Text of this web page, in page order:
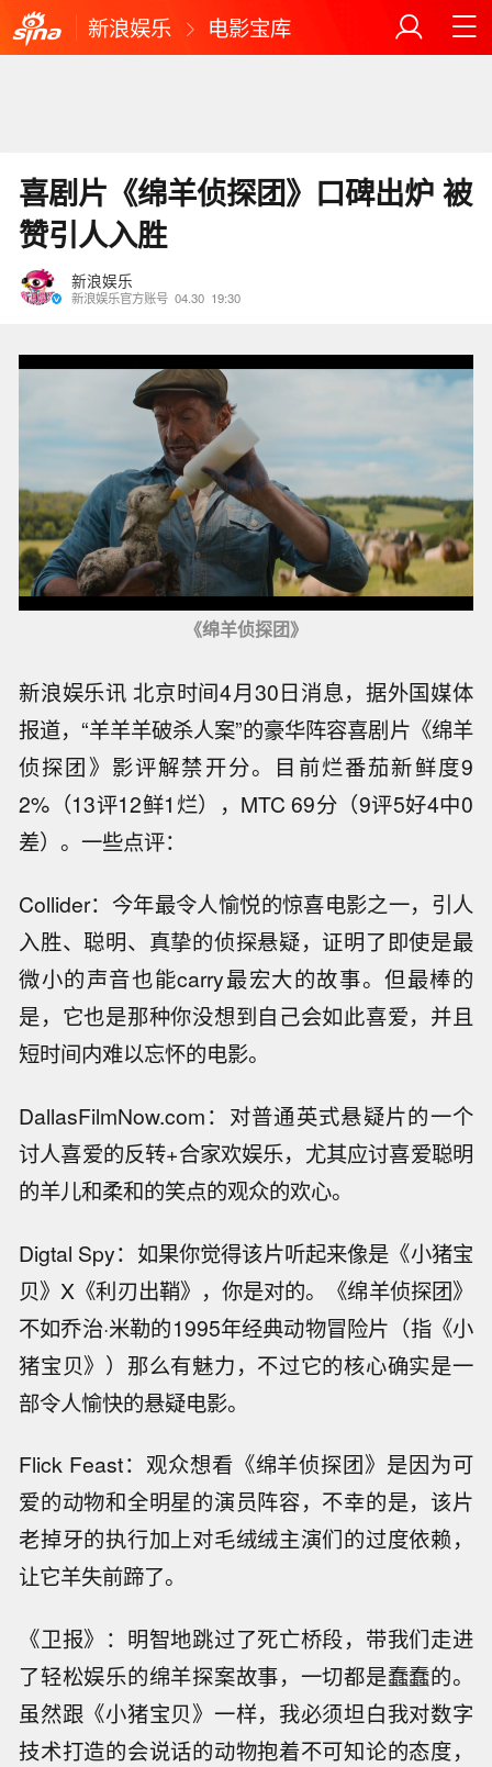
新浪娱乐 电影宝库
喜剧片《绵羊侦探团》口碑出炉 被
赞引人入胜
新浪娱乐
新浪娱乐官方账号 04.30 19:30
《绵羊侦探团》
新浪娱乐讯 北京时间4月30日消息，据外国媒体
报道，“羊羊羊破杀人案”的豪华阵容喜剧片《绵羊
侦探团》影评解禁开分。目前烂番茄新鲜度9
2%（13评12鲜1烂），MTC 69分（9评5好4中0
差）。一些点评：
Collider：今年最令人愉悦的惊喜电影之一，引人
入胜、聪明、真挚的侦探悬疑，证明了即使是最
微小的声音也能carry最宏大的故事。但最棒的
是，它也是那种你没想到自己会如此喜爱，并且
短时间内难以忘怀的电影。
DallasFilmNow.com：对普通英式悬疑片的一个
讨人喜爱的反转+合家欢娱乐，尤其应讨喜爱聪明
的羊儿和柔和的笑点的观众的欢心。
Digtal Spy：如果你觉得该片听起来像是《小猪宝
贝》X《利刃出鞘》，你是对的。《绵羊侦探团》
不如乔治·米勒的1995年经典动物冒险片（指《小
猪宝贝》）那么有魅力，不过它的核心确实是一
部令人愉快的悬疑电影。
Flick Feast：观众想看《绵羊侦探团》是因为可
爱的动物和全明星的演员阵容，不幸的是，该片
老掉牙的执行加上对毛绒绒主演们的过度依赖，
让它羊失前蹄了。
《卫报》：明智地跳过了死亡桥段，带我们走进
了轻松娱乐的绵羊探案故事，一切都是蠢蠢的。
虽然跟《小猪宝贝》一样，我必须坦白我对数字
技术打造的会说话的动物抱着不可知论的态度，